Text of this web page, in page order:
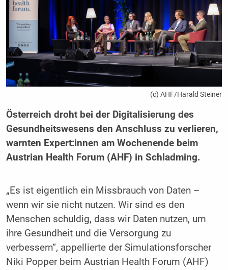
(c) AHF/Harald Steiner
Österreich droht bei der Digitalisierung des
Gesundheitswesens den Anschluss zu verlieren,
warnten Expert:innen am Wochenende beim
Austrian Health Forum (AHF) in Schladming.
„Es ist eigentlich ein Missbrauch von Daten –
wenn wir sie nicht nutzen. Wir sind es den
Menschen schuldig, dass wir Daten nutzen, um
ihre Gesundheit und die Versorgung zu
verbessern“, appellierte der Simulationsforscher
Niki Popper beim Austrian Health Forum (AHF)